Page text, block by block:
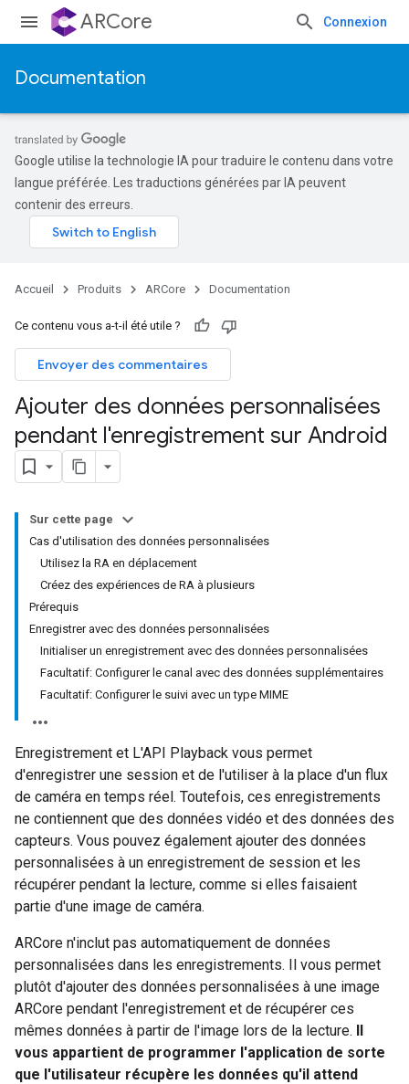
ARCore Connexion
Documentation
Google utilise la technologie IA pour traduire le contenu dans votre
langue préférée. Les traductions générées par IA peuvent
contenir des erreurs.
Accueil Produits ARCore Documentation
Ce contenu vous a-t-il été utile ?
Envoyer des commentaires
Ajouter des données personnalisées
pendant l'enregistrement sur Android
Sur cette page
Cas d'utilisation des données personnalisées
Utilisez la RA en déplacement
Créez des expériences de RA à plusieurs
Prérequis
Enregistrer avec des données personnalisées
Initialiser un enregistrement avec des données personnalisées
Facultatif: Configurer le canal avec des données supplémentaires
Facultatif: Configurer le suivi avec un type MIME
Enregistrement et L'API Playback vous permet
d'enregistrer une session et de l'utiliser à la place d'un flux
de caméra en temps réel. Toutefois, ces enregistrements
ne contiennent que des données vidéo et des données des
capteurs. Vous pouvez également ajouter des données
personnalisées à un enregistrement de session et les
récupérer pendant la lecture, comme si elles faisaient
partie d'une image de caméra.
ARCore n'inclut pas automatiquement de données
personnalisées dans les enregistrements. Il vous permet
plutôt d'ajouter des données personnalisées à une image
ARCore pendant l'enregistrement et de récupérer ces
mêmes données à partir de l'image lors de la lecture. Il
vous appartient de programmer l'application de sorte
que l'utilisateur récupère les données qu'il attend